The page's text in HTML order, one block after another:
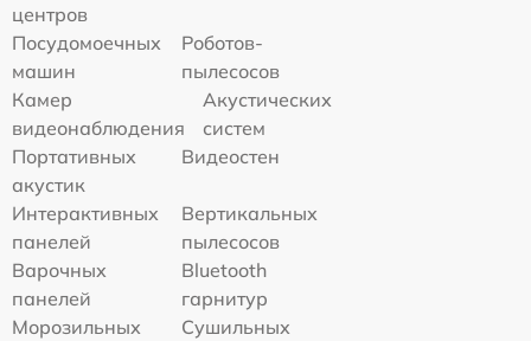
центров
Посудомоечных
машин
Роботов-
пылесосов
Камер
видеонаблюдения
Акустических
систем
Портативных
акустик
Видеостен
Интерактивных
панелей
Вертикальных
пылесосов
Варочных
панелей
Bluetooth
гарнитур
Морозильных
Сушильных